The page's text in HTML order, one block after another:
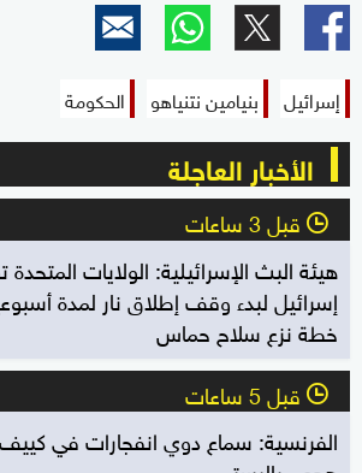
إسرائيل بنيامين نتنياهو الحكومة
الأخبار العاجلة
l قبل 3 ساعات
هيئة البث الإسرائيلية: الولايات
إسرائيل لبدء وقف إطلاق نار لمدة
خطة نزع سلاح حماس
l قبل 5 ساعات
الفرنسية: سماع دوي انفجارات في